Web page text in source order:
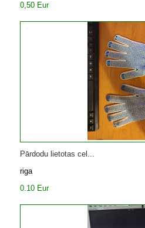
0,50 Eur
Pārdodu lietotas cel...
riga
0.10 Eur